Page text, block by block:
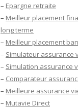
– Epargne retraite
– Meilleur placement
long terme
– Meilleur placement
– Simulateur assurance
– Simulation assurance
– Comparateur
– Meilleure assurance
– Mutavie Direct